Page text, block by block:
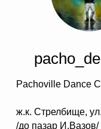
Pachoville Dance
ж.к. Стрелбище,
/до пазар И.Вазов/